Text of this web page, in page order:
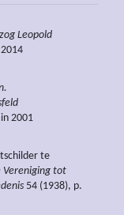
Leopold
2001
te
Vereniging tot
54 (1938), p.